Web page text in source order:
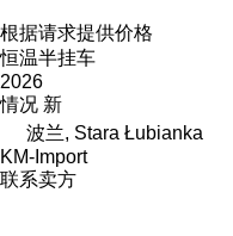
根据请求提供价格
恒温半挂车
2026
情况 新
波兰, Stara Łubianka
KM-Import
联系卖方